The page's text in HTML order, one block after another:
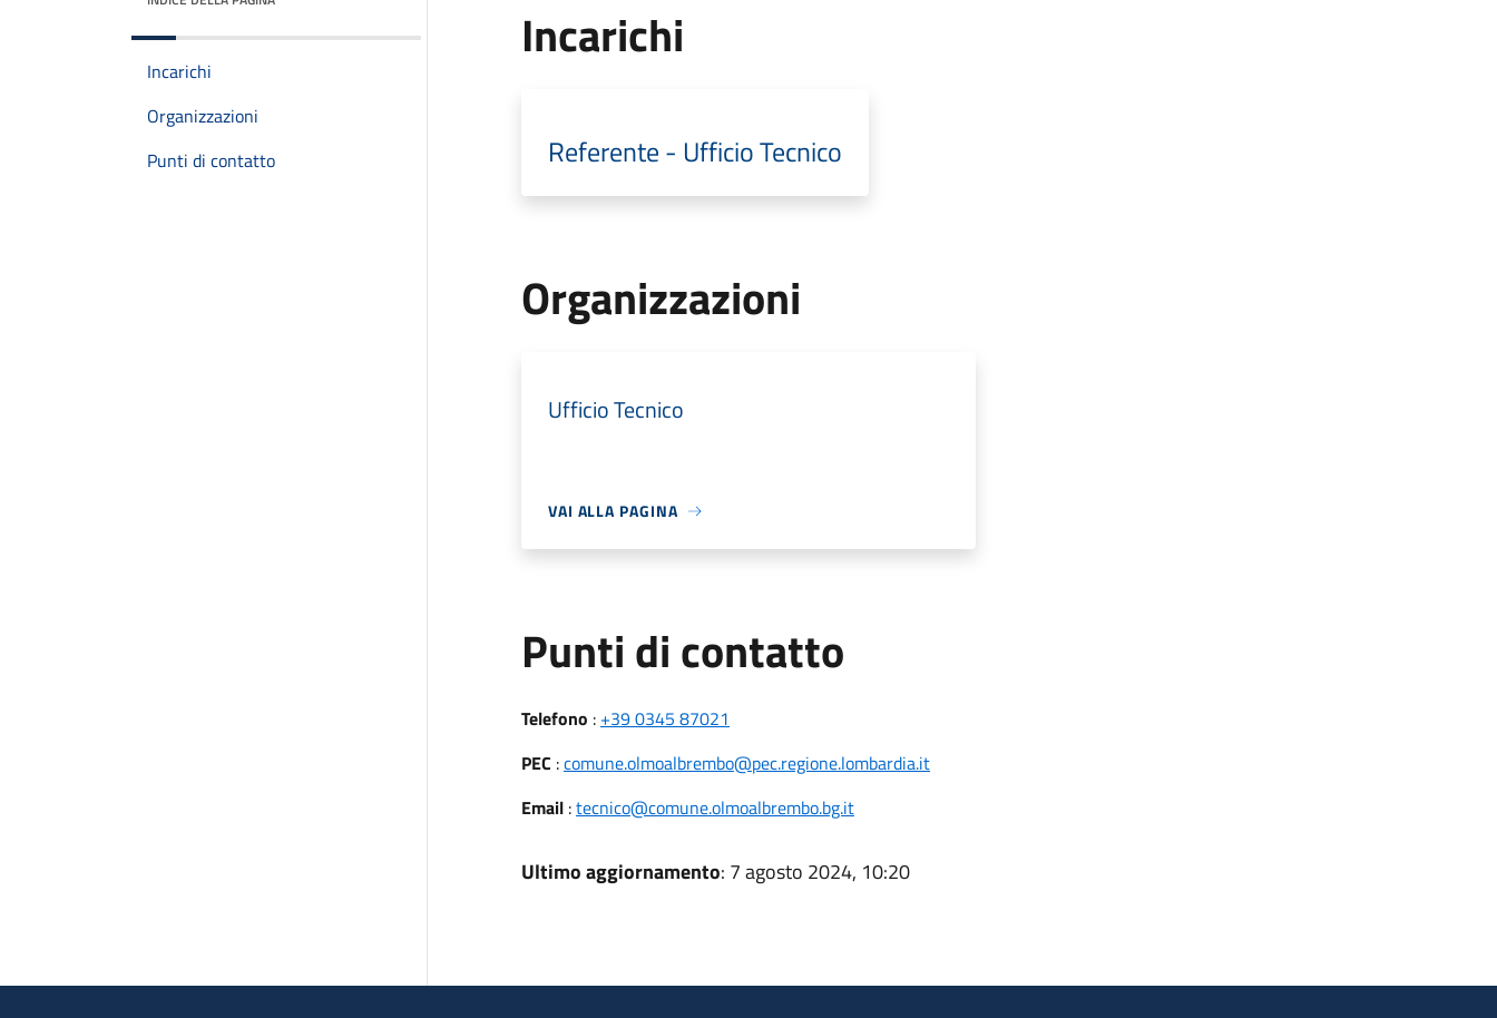
Incarichi
Organizzazioni
Punti di contatto
Incarichi
Referente - Ufficio Tecnico
Organizzazioni
Ufficio Tecnico
VAI ALLA PAGINA
Punti di contatto
Telefono : +39 0345 87021
PEC :comune.olmoalbrembo@pec.regione.lombardia.it
Email:tecnico@comune.olmoalbrembo.bg.it
Ultimo aggiornamento: 7 agosto 2024, 10:20